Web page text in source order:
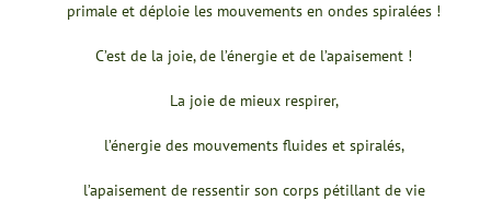
primale et déploie les mouvements en ondes spiralées !
C’est de la joie, de l’énergie et de l’apaisement !
La joie de mieux respirer,
l’énergie des mouvements fluides et spiralés,
l’apaisement de ressentir son corps pétillant de vie